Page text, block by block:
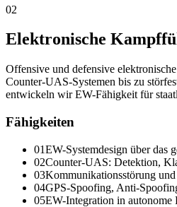
02
Elektronische
Offensive und defensive
Counter-UAS-Systemen bis zu
entwickeln wir EW-Fähigkeit für
Fähigkeiten
01EW-Systemdesign über das
02Counter-UAS: Detektion,
03Kommunikationsstörung und
04GPS-Spoofing, Anti-
05EW-Integration in autonome